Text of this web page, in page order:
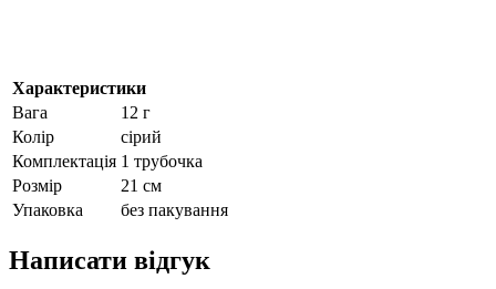
Характеристики
Вага
12 г
Колір
сірий
Комплектація 1 трубочка
Розмір
21 см
Упаковка
без пакування
Написати відгук